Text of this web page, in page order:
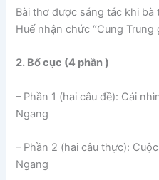
Bài thơ được sáng tác khi
Huế nhận chức “Cung Trung
2. Bố cục (4 phần )
– Phần 1 (hai câu đề): Cái
Ngang
– Phần 2 (hai câu thực):
Ngang